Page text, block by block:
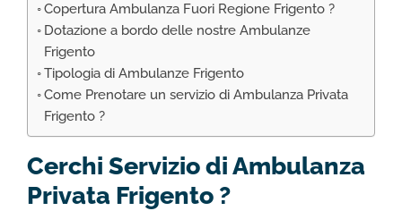
Copertura Ambulanza Fuori Regione Frigento ?
Dotazione a bordo delle nostre Ambulanze
Frigento
Tipologia di Ambulanze Frigento
Come Prenotare un servizio di Ambulanza Privata
Frigento ?
Cerchi Servizio di Ambulanza
Privata Frigento ?